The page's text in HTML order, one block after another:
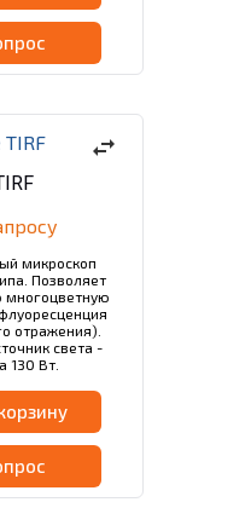
swap_horiz
микроскоп
Позволяет
многоцветную
отражения).
света -
130 Вт.